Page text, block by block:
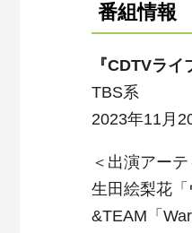
番組情報
『CDTVライ
TBS系
2023年11月
＜出演アー
生田絵梨花「
&TEAM「War